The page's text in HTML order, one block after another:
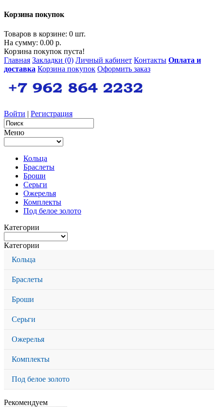
Корзина покупок
Товаров в корзине: 0 шт.
На сумму: 0.00 р.
Корзина покупок пуста!
Главная Закладки (0) Личный кабинет Контакты Оплата и
доставка Корзина покупок Оформить заказ
Войти | Регистрация
Меню
Кольца
Браслеты
Броши
Серьги
Ожерелья
Комплекты
Под белое золото
Категории
Категории
Кольца
Браслеты
Броши
Серьги
Ожерелья
Комплекты
Под белое золото
Рекомендуем